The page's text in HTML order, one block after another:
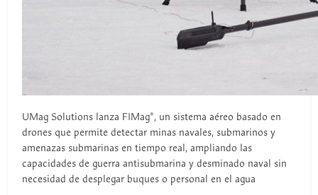
UMag Solutions lanza F1Mag®, un sistema aéreo basado en
drones que permite detectar minas navales, submarinos y
amenazas submarinas en tiempo real, ampliando las
capacidades de guerra antisubmarina y desminado naval sin
necesidad de desplegar buques o personal en el agua